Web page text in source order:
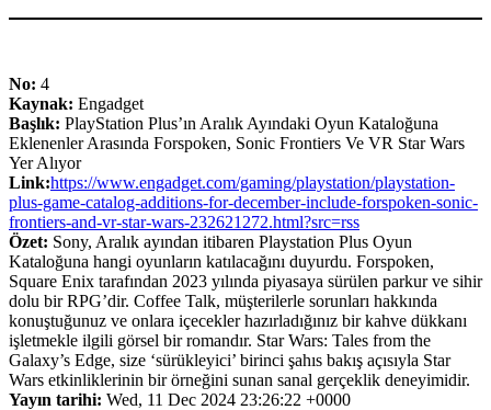
No: 4
Kaynak: Engadget
Başlık: PlayStation Plus’ın Aralık Ayındaki Oyun Kataloğuna
Eklenenler Arasında Forspoken, Sonic Frontiers Ve VR Star Wars
Yer Alıyor
Link:https://www.engadget.com/gaming/playstation/playstation-
plus-game-catalog-additions-for-december-include-forspoken-sonic-
frontiers-and-vr-star-wars-232621272.html?src=rss
Özet: Sony, Aralık ayından itibaren Playstation Plus Oyun
Kataloğuna hangi oyunların katılacağını duyurdu. Forspoken,
Square Enix tarafından 2023 yılında piyasaya sürülen parkur ve sihir
dolu bir RPG’dir. Coffee Talk, müşterilerle sorunları hakkında
konuştuğunuz ve onlara içecekler hazırladığınız bir kahve dükkanı
işletmekle ilgili görsel bir romandır. Star Wars: Tales from the
Galaxy’s Edge, size ‘sürükleyici’ birinci şahıs bakış açısıyla Star
Wars etkinliklerinin bir örneğini sunan sanal gerçeklik deneyimidir.
Yayın tarihi: Wed, 11 Dec 2024 23:26:22 +0000